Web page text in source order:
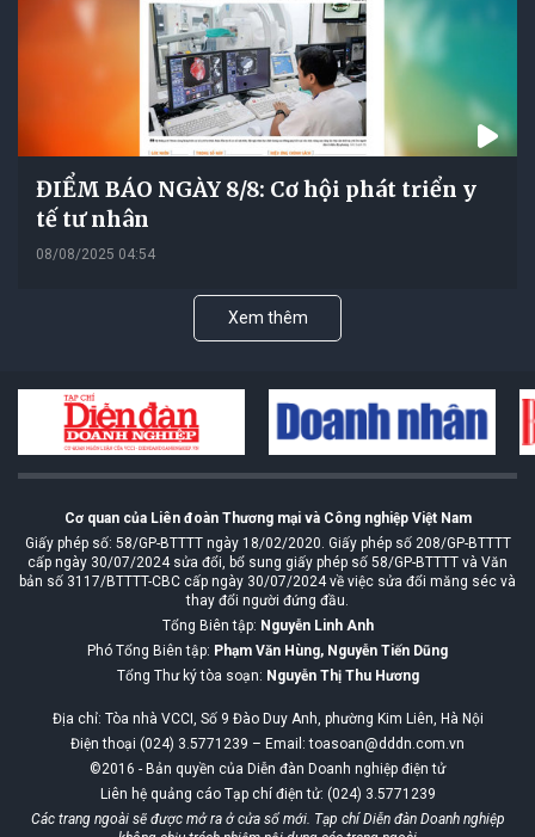
ĐIỂM BÁO NGÀY 8/8: Cơ hội phát triển y
tế tư nhân
08/08/2025 04:54
Xem thêm
Cơ quan của Liên đoàn Thương mại và Công nghiệp Việt Nam
Giấy phép số: 58/GP-BTTTT ngày 18/02/2020. Giấy phép số 208/GP-BTTTT
cấp ngày 30/07/2024 sửa đổi, bổ sung giấy phép số 58/GP-BTTTT và Văn
bản số 3117/BTTTT-CBC cấp ngày 30/07/2024 về việc sửa đổi măng séc và
thay đổi người đứng đầu.
Tổng Biên tập: Nguyễn Linh Anh
Phó Tổng Biên tập: Phạm Văn Hùng, Nguyễn Tiến Dũng
Tổng Thư ký tòa soạn: Nguyễn Thị Thu Hương
Địa chỉ: Tòa nhà VCCI, Số 9 Đào Duy Anh, phường Kim Liên, Hà Nội
Điện thoại (024) 3.5771239 – Email: toasoan@dddn.com.vn
©2016 - Bản quyền của Diễn đàn Doanh nghiệp điện tử
Liên hệ quảng cáo Tạp chí điện tử: (024) 3.5771239
Các trang ngoài sẽ được mở ra ở cửa sổ mới. Tạp chí Diễn đàn Doanh nghiệp